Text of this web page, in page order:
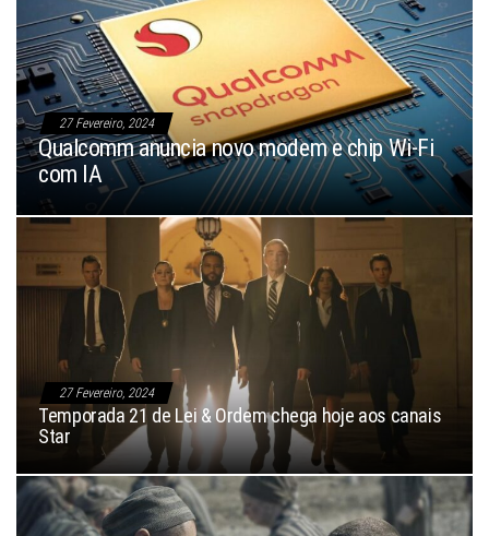
27 Fevereiro, 2024
Qualcomm anuncia novo modem e chip Wi-Fi
com IA
27 Fevereiro, 2024
Temporada 21 de Lei & Ordem chega hoje aos canais
Star